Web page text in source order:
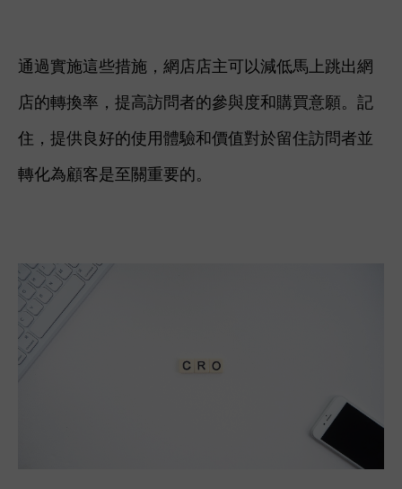
通過實施這些措施，網店店主可以減低馬上跳出網
店的轉換率，提高訪問者的參與度和購買意願。記
住，提供良好的使用體驗和價值對於留住訪問者並
轉化為顧客是至關重要的。